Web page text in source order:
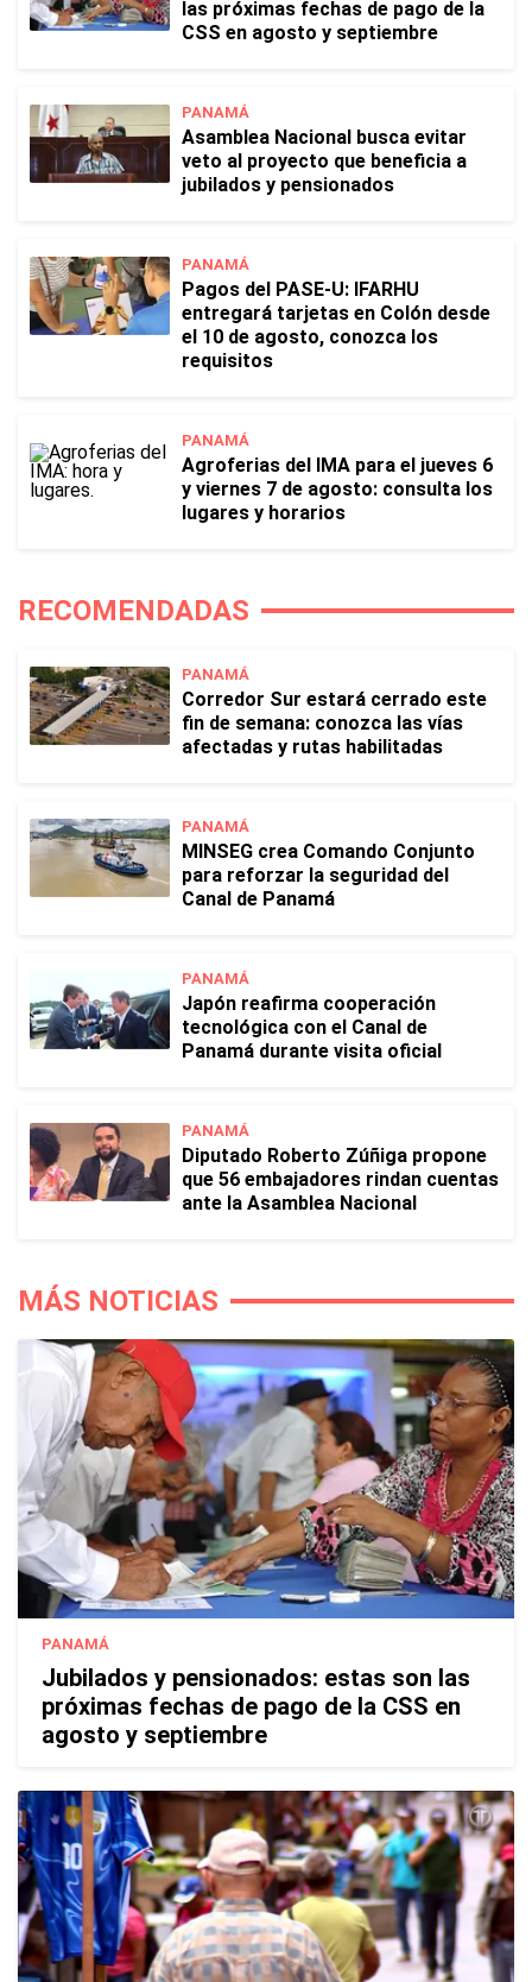
las próximas fechas de pago de la
CSS en agosto y septiembre
PANAMÁ
Asamblea Nacional busca evitar
veto al proyecto que beneficia a
jubilados y pensionados
PANAMÁ
Pagos del PASE-U: IFARHU
entregará tarjetas en Colón desde
el 10 de agosto, conozca los
requisitos
PANAMÁ
Agroferias del IMA para el jueves 6
y viernes 7 de agosto: consulta los
lugares y horarios
RECOMENDADAS
PANAMÁ
Corredor Sur estará cerrado este
fin de semana: conozca las vías
afectadas y rutas habilitadas
PANAMÁ
MINSEG crea Comando Conjunto
para reforzar la seguridad del
Canal de Panamá
PANAMÁ
Japón reafirma cooperación
tecnológica con el Canal de
Panamá durante visita oficial
PANAMÁ
Diputado Roberto Zúñiga propone
que 56 embajadores rindan cuentas
ante la Asamblea Nacional
MÁS NOTICIAS
PANAMÁ
Jubilados y pensionados: estas son las
próximas fechas de pago de la CSS en
agosto y septiembre